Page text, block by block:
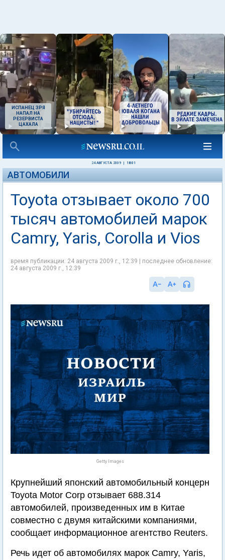
ИСПАНЕЦ ЗРЯ
НАПАЛ НА
РЕЗЕРВИСТА
ЦАХАЛА
24 АВГУСТА 2009 18:01
АВТОМОБИЛИ
Toyota отзывает около 700
тысяч автомобилей марок
Camry, Yaris, Corolla и Vios
время публикации: 24 августа 2009 г., 12:39 | последнее обновление:
24 августа 2009 г., 12:39
Getty Images
Крупнейший японский автомобильный концерн
Toyota Motor Corp отзывает 688.314
автомобилей, произведенных им в Китае
совместно с двумя китайскими компаниями,
сообщает информационное агентство Reuters.
Речь идет об автомобилях марок Camry, Yaris,